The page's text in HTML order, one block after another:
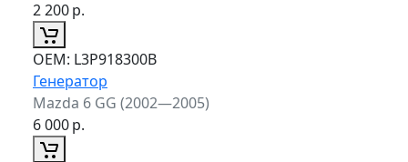
2 200р.
ОЕМ: L3P918300B
Генератор
Mazda 6 GG (2002—2005)
6 000р.